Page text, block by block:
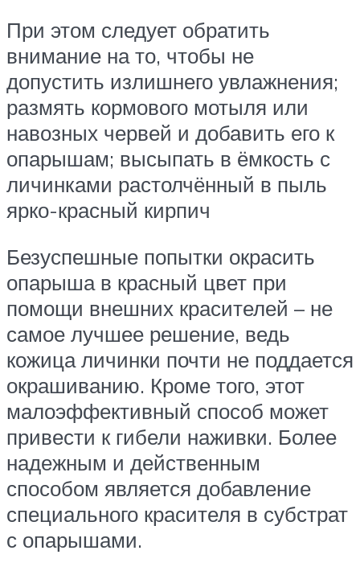
При этом следует обратить
внимание на то, чтобы не
допустить излишнего увлажнения;
размять кормового мотыля или
навозных червей и добавить его к
опарышам; высыпать в ёмкость с
личинками растолчённый в пыль
ярко-красный кирпич
Безуспешные попытки окрасить
опарыша в красный цвет при
помощи внешних красителей – не
самое лучшее решение, ведь
кожица личинки почти не поддается
окрашиванию. Кроме того, этот
малоэффективный способ может
привести к гибели наживки. Более
надежным и действенным
способом является добавление
специального красителя в субстрат
с опарышами.